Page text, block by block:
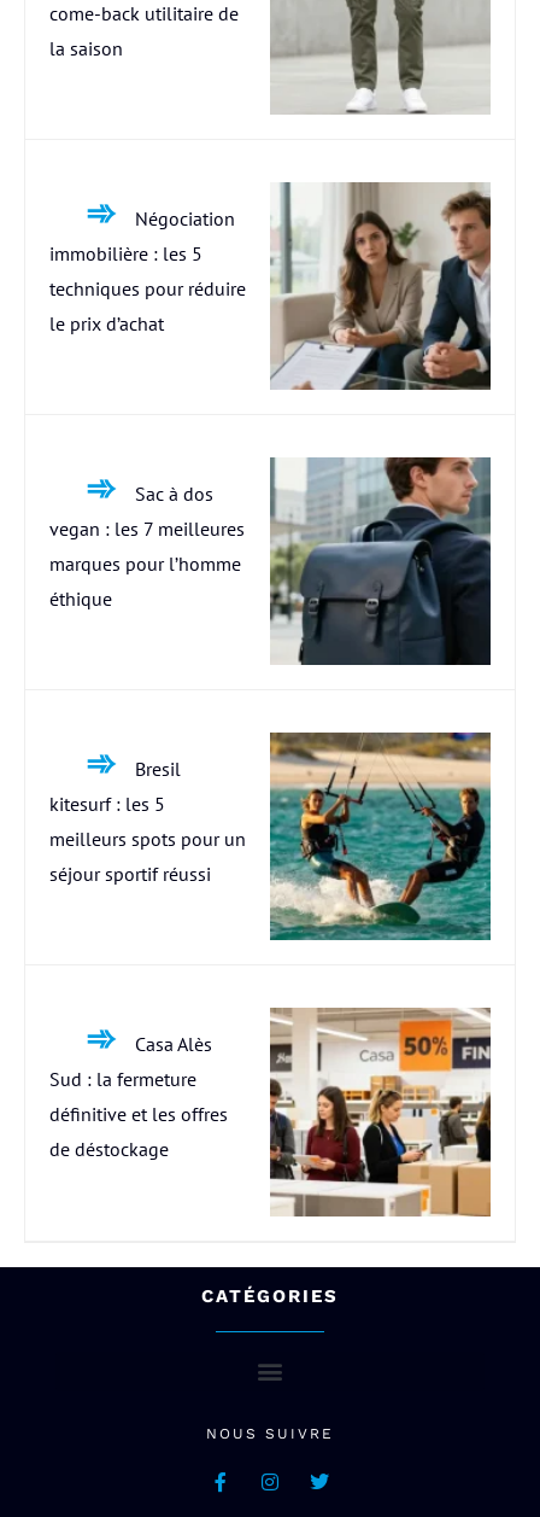
come-back utilitaire de
la saison
Négociation
immobilière : les 5
techniques pour réduire
le prix d’achat
Sac à dos
vegan : les 7 meilleures
marques pour l’homme
éthique
Bresil
kitesurf : les 5
meilleurs spots pour un
séjour sportif réussi
Casa Alès
Sud : la fermeture
définitive et les offres
de déstockage
CATÉGORIES
NOUS SUIVRE